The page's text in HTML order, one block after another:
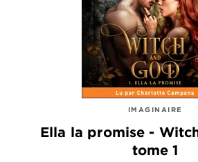
IMAGINAIRE
Ella la promise -
tome 1